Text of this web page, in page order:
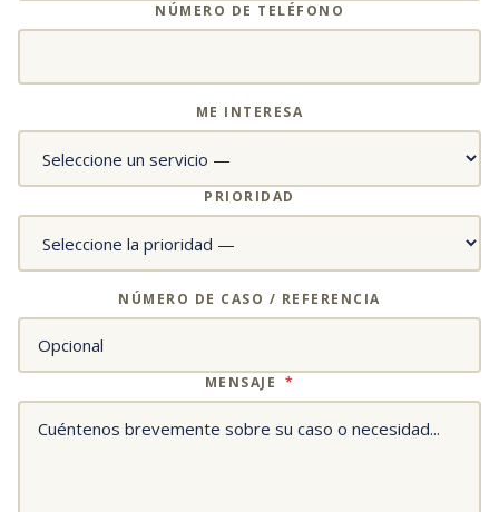
NÚMERO DE TELÉFONO
ME INTERESA
PRIORIDAD
NÚMERO DE CASO / REFERENCIA
MENSAJE *